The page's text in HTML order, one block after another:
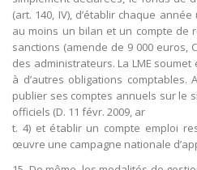
(art. 140, IV), d’établir chaque
au moins un bilan et un compte de
sanctions (amende de 9 000 euros,
des administrateurs. La LME
à d’autres obligations
publier ses comptes annuels sur le
officiels (D. 11 févr. 2009, ar
t. 4) et établir un compte emploi
œuvre une campagne nationale